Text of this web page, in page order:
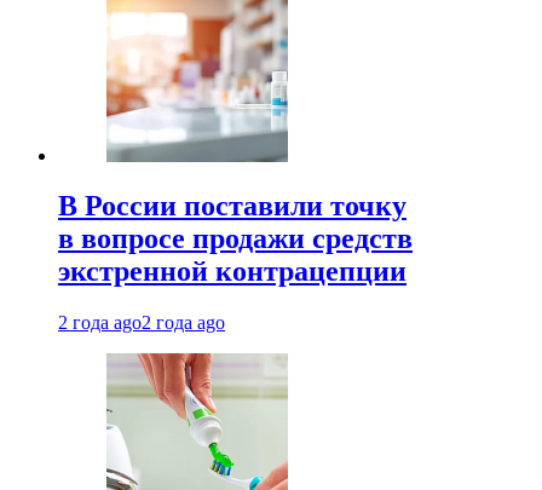
В России поставили точку
в вопросе продажи средств
экстренной контрацепции
2 года ago2 года ago